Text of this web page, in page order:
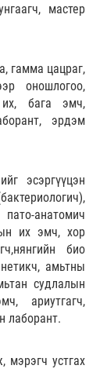
мастер
гамма цацраг,
оношлогоо,
их, бага эмч,
эрдэм
эсэргүүцэн
анатомич
их эмч, хор
био
амьтны
судлалын
ариутгагч,
лаборант.
мэрэгч устгах